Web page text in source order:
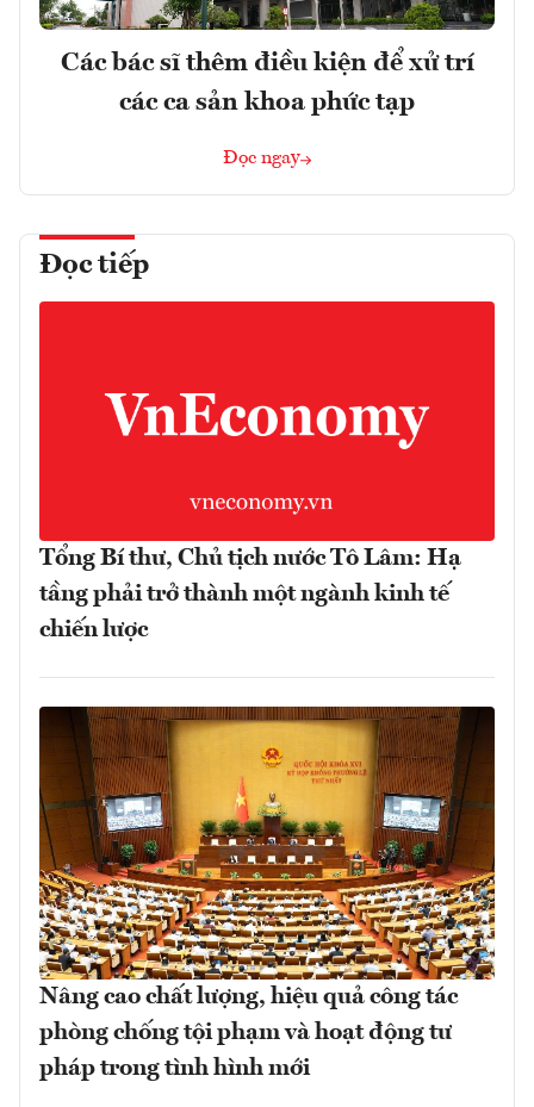
Các bác sĩ thêm điều kiện để xử trí
các ca sản khoa phức tạp
Đọc ngay
Đọc tiếp
Tổng Bí thư, Chủ tịch nước Tô Lâm: Hạ
tầng phải trở thành một ngành kinh tế
chiến lược
Nâng cao chất lượng, hiệu quả công tác
phòng chống tội phạm và hoạt động tư
pháp trong tình hình mới